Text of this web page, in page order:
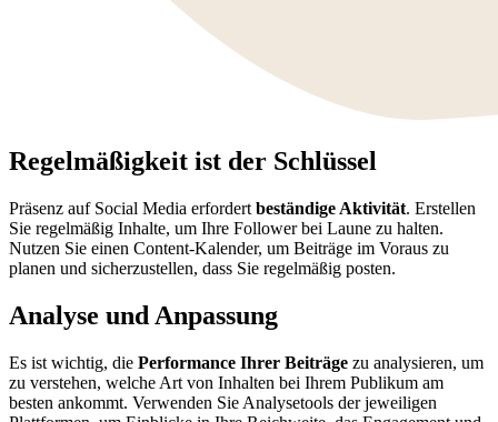
Regelmäßigkeit ist der Schlüssel
Präsenz auf Social Media erfordert beständige Aktivität. Erstellen
Sie regelmäßig Inhalte, um Ihre Follower bei Laune zu halten.
Nutzen Sie einen Content-Kalender, um Beiträge im Voraus zu
planen und sicherzustellen, dass Sie regelmäßig posten.
Analyse und Anpassung
Es ist wichtig, die Performance Ihrer Beiträge zu analysieren, um
zu verstehen, welche Art von Inhalten bei Ihrem Publikum am
besten ankommt. Verwenden Sie Analysetools der jeweiligen